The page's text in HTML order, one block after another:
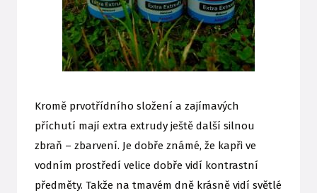
Kromě prvotřídního složení a zajímavých
příchutí mají extra extrudy ještě další silnou
zbraň – zbarvení. Je dobře známé, že kapři ve
vodním prostředí velice dobře vidí kontrastní
předměty. Takže na tmavém dně krásně vidí světlé